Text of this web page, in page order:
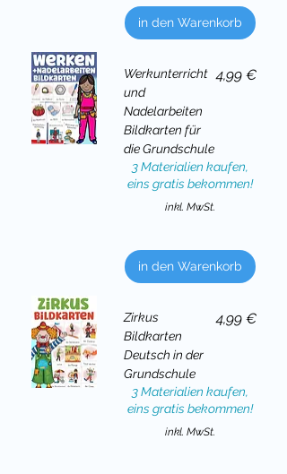
in den Warenkorb
Werkunterricht
und
Nadelarbeiten
Bildkarten für
die Grundschule
Preis
4,99 €
3 Materialien kaufen,
eins gratis bekommen!
inkl. MwSt.
in den Warenkorb
Zirkus
Bildkarten
Deutsch in der
Grundschule
Preis
4,99 €
3 Materialien kaufen,
eins gratis bekommen!
inkl. MwSt.